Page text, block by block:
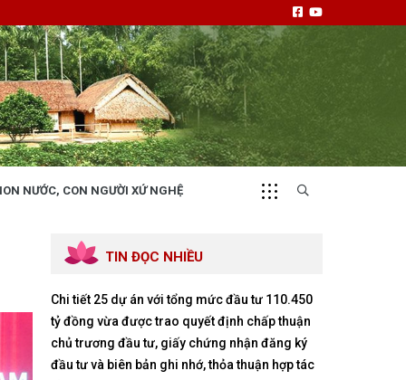
NƯỚC, CON NGƯỜI XỨ NGHỆ
Tiếng nói và hành động từ cấp xã
TIN ĐỌC NHIỀU
Chi tiết 25 dự án với tổng mức đầu tư 110.450
tỷ đồng vừa được trao quyết định chấp thuận
chủ trương đầu tư, giấy chứng nhận đăng ký
đầu tư và biên bản ghi nhớ, thỏa thuận hợp tác